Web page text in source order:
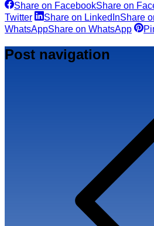
Share on FacebookShare on
Twitter
Share on LinkedInShare
WhatsAppShare on WhatsApp
Post navigation